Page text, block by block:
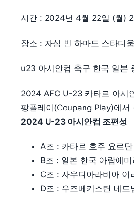
시간 : 2024년 4월 22일 (월)
장소 : 자심 빈 하마드 스타디움
u23 아시안컵 축구 한국 일본
2024 AFC U-23 카타르 아시
팡플레이(Coupang Play)에서
2024 U-23 아시안컵 조편성
A조 : 카타르 호주 요르
B조 : 일본 한국 아랍에
C조 : 사우디아라비아 이
D조 : 우즈베키스탄 베트